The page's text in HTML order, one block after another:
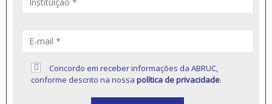
Concordo em receber informações da ABRUC,
conforme descrito na nossapolítica de privacidade.